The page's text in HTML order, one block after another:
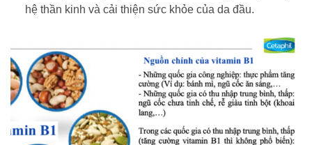
hệ thần kinh và cải thiện sức khỏe của da đầu.